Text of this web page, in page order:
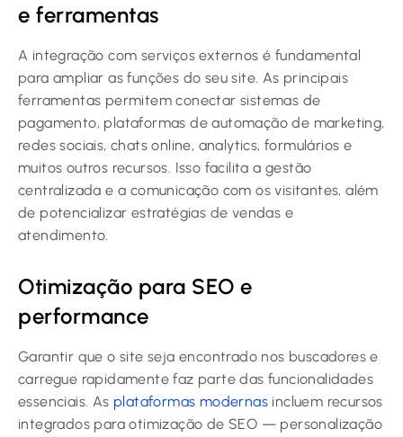
e ferramentas
A integração com serviços externos é fundamental
para ampliar as funções do seu site. As principais
ferramentas permitem conectar sistemas de
pagamento, plataformas de automação de marketing,
redes sociais, chats online, analytics, formulários e
muitos outros recursos. Isso facilita a gestão
centralizada e a comunicação com os visitantes, além
de potencializar estratégias de vendas e
atendimento.
Otimização para SEO e
performance
Garantir que o site seja encontrado nos buscadores e
carregue rapidamente faz parte das funcionalidades
essenciais. As plataformas modernas incluem recursos
integrados para otimização de SEO — personalização